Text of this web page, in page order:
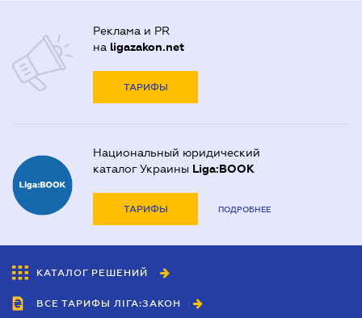
Реклама и PR
на ligazakon.net
ТАРИФЫ
Национальный юридический
каталог Украины Liga:BOOK
ТАРИФЫ ПОДРОБНЕЕ
КАТАЛОГ РЕШЕНИЙ
ВСЕ ТАРИФЫ ЛІГА:ЗАКОН